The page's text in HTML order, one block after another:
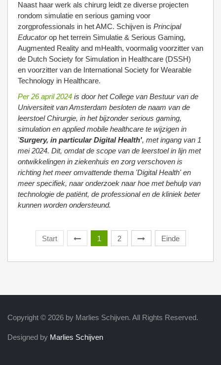
Naast haar werk als chirurg leidt ze diverse projecten
rondom simulatie en serious gaming voor
zorgprofessionals in het AMC. Schijven is Principal
Educatorop het terrein Simulatie & Serious Gaming,
Augmented Reality and mHealth, voormalig voorzitter van
de Dutch Society for Simulation in Healthcare (DSSH)
en voorzitter van de International Society for Wearable
Technology in Healthcare.
Per 26 april 2024 is door het College van Bestuur van de
Universiteit van Amsterdam besloten de naam van de
leerstoel Chirurgie, in het bijzonder serious gaming,
simulation en applied mobile healthcare te wijzigen in
'Surgery, in particular Digital Health', met ingang van 1
mei 2024. Dit, omdat de scope van de leerstoel in lijn met
ontwikkelingen in ziekenhuis en zorg verschoven is
richting het meer omvattende thema 'Digital Health' en
meer specifiek, naar onderzoek naar hoe met behulp van
technologie de patiënt, de professional en de kliniek beter
kunnen worden ondersteund.
Start 1 2 Einde
Copyright © 2026 by Marlies Schijven. All Rights Reserved.
Designed by Marlies Schijven